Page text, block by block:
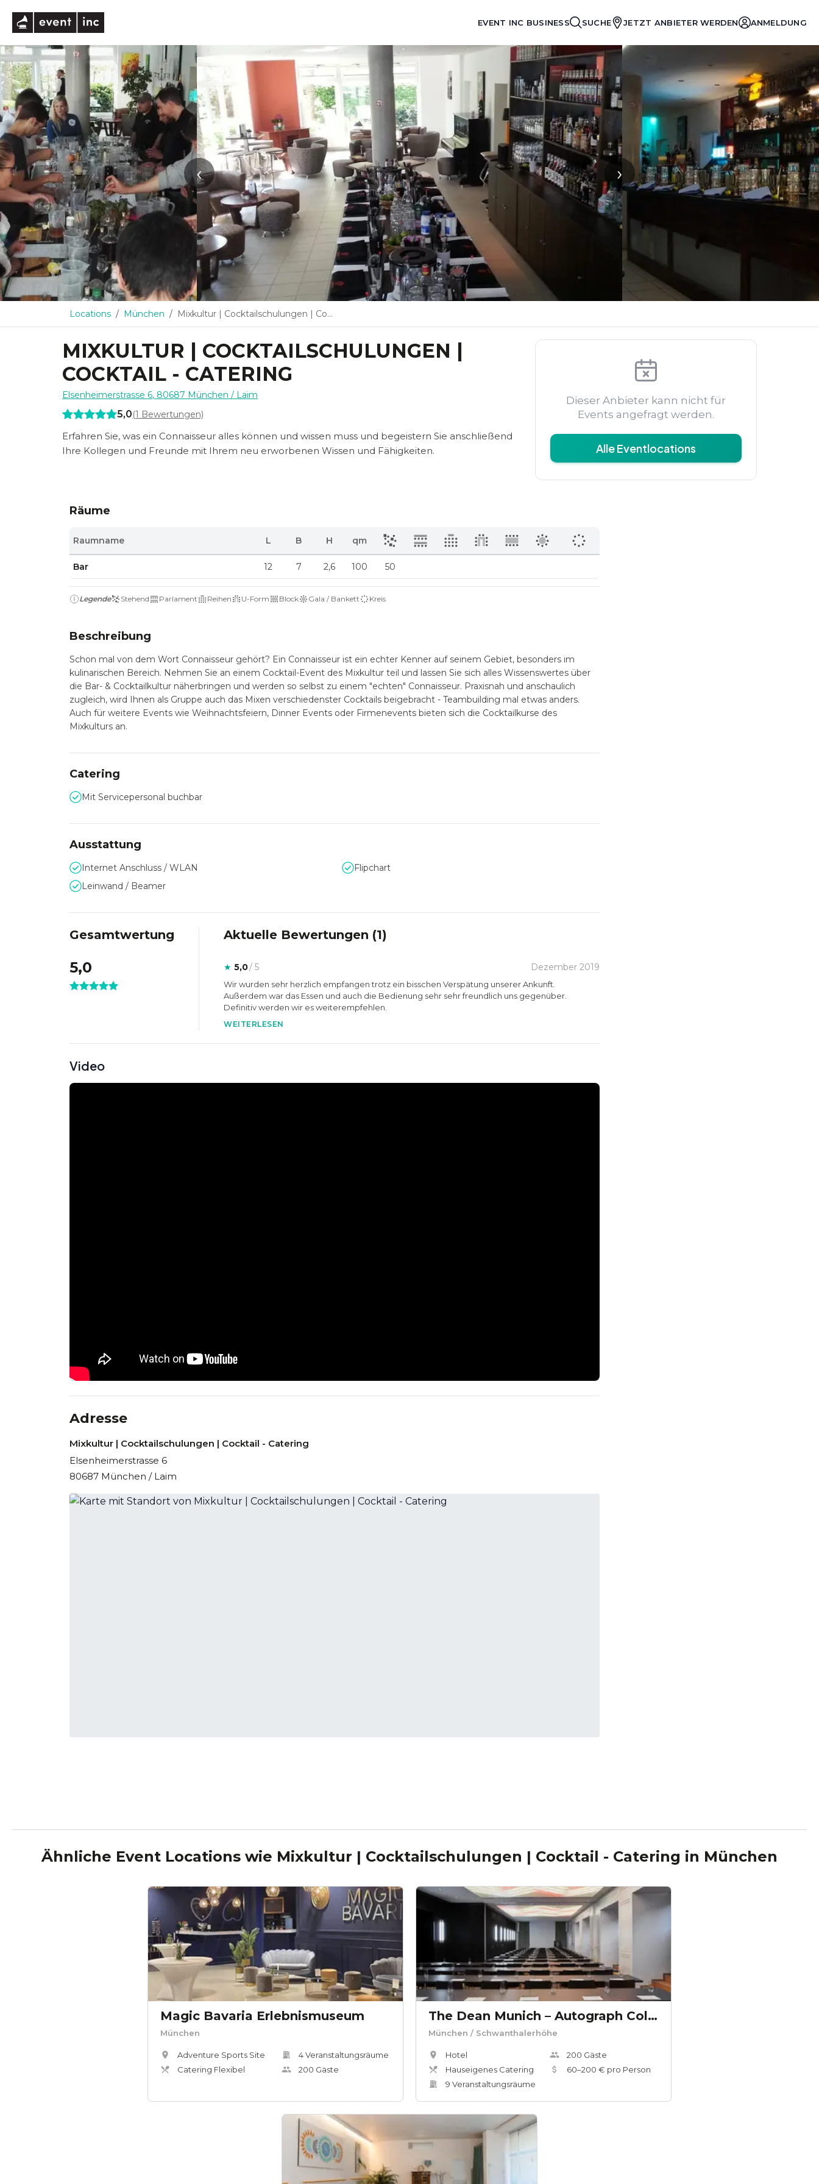
EVENT INC BUSINESS SUCHE JETZT ANBIETER WERDEN ANMELDUNG
‹ ›
Locations München Mixkultur | Cocktailschulungen | Cocktail - Catering
MIXKULTUR | COCKTAILSCHULUNGEN |
COCKTAIL - CATERING
Elsenheimerstrasse 6, 80687 München / Laim
5,0(1 Bewertungen)
Erfahren Sie, was ein Connaisseur alles können und wissen muss und begeistern Sie anschließend
Ihre Kollegen und Freunde mit Ihrem neu erworbenen Wissen und Fähigkeiten.
Dieser Anbieter kann nicht für
Events angefragt werden.
Alle Eventlocations
Räume
Raumname L B H qm
Bar 12 7 2,6 100 50
Legende Stehend Parlament Reihen U-Form Block Gala / Bankett Kreis
Beschreibung
Schon mal von dem Wort Connaisseur gehört? Ein Connaisseur ist ein echter Kenner auf seinem Gebiet, besonders im
kulinarischen Bereich. Nehmen Sie an einem Cocktail-Event des Mixkultur teil und lassen Sie sich alles Wissenswertes über
die Bar- & Cocktailkultur näherbringen und werden so selbst zu einem "echten" Connaisseur. Praxisnah und anschaulich
zugleich, wird Ihnen als Gruppe auch das Mixen verschiedenster Cocktails beigebracht - Teambuilding mal etwas anders.
Auch für weitere Events wie Weihnachtsfeiern, Dinner Events oder Firmenevents bieten sich die Cocktailkurse des
Mixkulturs an.
Catering
Mit Servicepersonal buchbar
Ausstattung
Internet Anschluss / WLAN
Flipchart
Leinwand / Beamer
Gesamtwertung
5,0
Aktuelle Bewertungen (1)
★ 5,0/ 5 Dezember 2019
Wir wurden sehr herzlich empfangen trotz ein bisschen Verspätung unserer Ankunft.
Außerdem war das Essen und auch die Bedienung sehr sehr freundlich uns gegenüber.
Definitiv werden wir es weiterempfehlen.
WEITERLESEN
Video
Adresse
Mixkultur | Cocktailschulungen | Cocktail - Catering
Elsenheimerstrasse 6
80687 München / Laim
Ähnliche Event Locations wie Mixkultur | Cocktailschulungen | Cocktail - Catering in München
Magic Bavaria Erlebnismuseum
München
Adventure Sports Site
Catering Flexibel
4Veranstaltungsräume
200 Gäste
The Dean Munich – Autograph Collection
München / Schwanthalerhöhe
Hotel
Hauseigenes Catering
9 Veranstaltungsräume
200 Gäste
60–200 € pro Person